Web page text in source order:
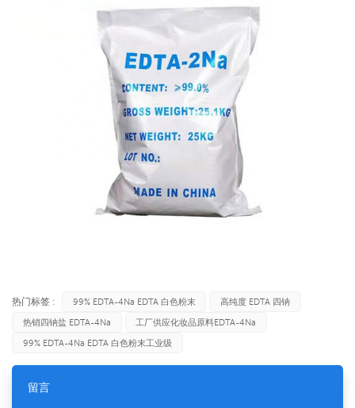
热门标签 : 99% EDTA-4Na EDTA 白色粉末
高纯度 EDTA 四钠
热销四钠盐 EDTA-4Na
工厂供应化妆品原料EDTA-4Na
99% EDTA-4Na EDTA 白色粉末工业级
留言